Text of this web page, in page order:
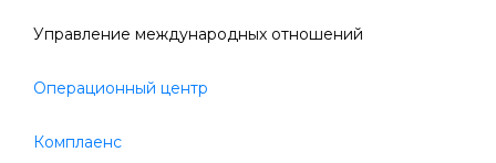
Управление международных отношений
Операционный центр
Комплаенс